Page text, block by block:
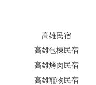
高雄民宿
高雄包棟民宿
高雄烤肉民宿
高雄寵物民宿